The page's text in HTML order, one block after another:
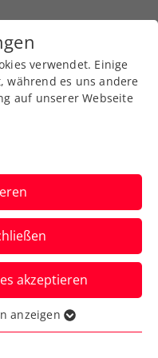
Jetzt
sichern!
inklusive 30.
zum
verwendet. Einige
während es uns andere
auf unserer Webseite
akzeptieren
anzeigen